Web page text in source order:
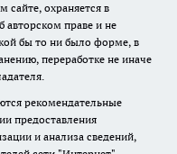
охраняется в
авторском праве и не
бы то ни было форме, в
переработке не иначе
рекомендательные
предоставления
и анализа сведений,